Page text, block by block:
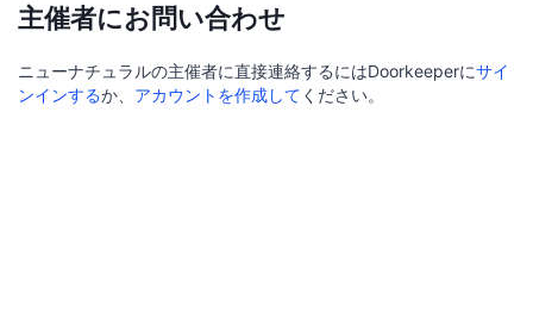
主催者にお問い合わせ
ニューナチュラルの主催者に直接連絡するにはDoorkeeperにサイ
ンインするか、 アカウントを作成して ください。